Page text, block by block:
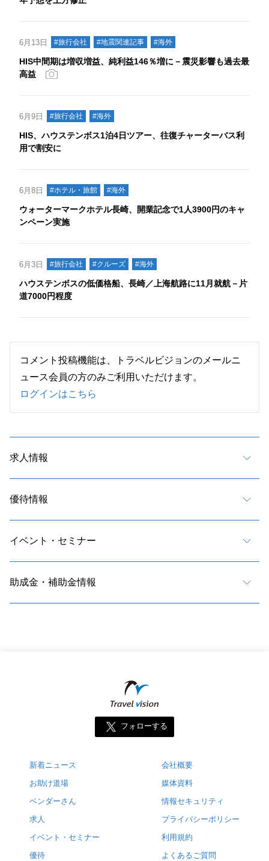
6月13日 #旅行会社 #地震関連記事 #海外
HIS中間期は増収増益、純利益146％増に－震災影響も過去最
高益
6月9日 #旅行会社 #海外
HIS、ハウステンボス1泊4日ツアー、往復チャーターバス利
用で割安に
6月8日 #ホテル・旅館 #海外
ウォーターマークホテル長崎、開業記念で1人3900円のキャ
ンペーン実施
6月3日 #旅行会社 #クルーズ #海外
ハウステンボスの低価格船、長崎／上海航路に11月就航－片
道7000円程度
コメント投稿機能は、トラベルビジョンのメールニ
ュース会員の方のみご利用いただけます。
ログインはこちら
求人情報
優待情報
イベント・セミナー
助成金・補助金情報
フォローする
新着ニュース
お助け道場
ベンダーさん
求人
イベント・セミナー
優待
会社概要
媒体資料
情報セキュリティ
プライバシーポリシー
利用規約
よくあるご質問